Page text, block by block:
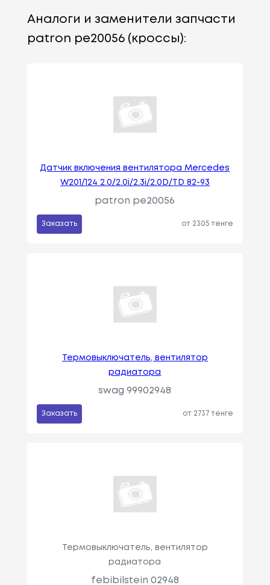
Аналоги и заменители запчасти
patron pe20056 (кроссы):
Датчик включения вентилятора Mercedes
W201/124 2.0/2.0i/2.3i/2.0D/TD 82-93
patron pe20056
Заказать от 2305 тенге
Термовыключатель, вентилятор
радиатора
swag 99902948
Заказать от 2737 тенге
Термовыключатель, вентилятор
радиатора
febibilstein 02948